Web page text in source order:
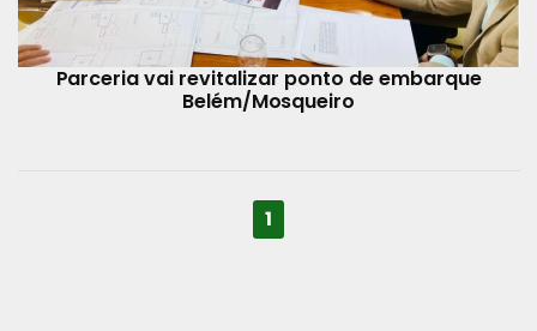
Parceria vai revitalizar ponto de embarque
Belém/Mosqueiro
1